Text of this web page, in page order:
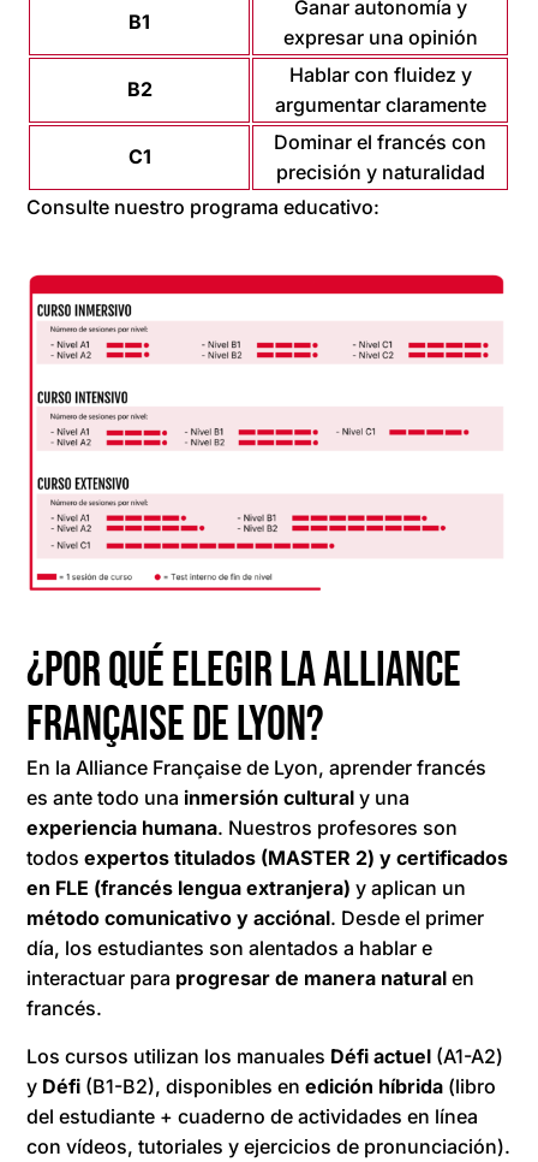
B1
Ganar autonomía y
expresar una opinión
B2
Hablar con fluidez y
argumentar claramente
C1
Dominar el francés con
precisión y naturalidad
Consulte nuestro programa educativo:
¿Por qué elegir la Alliance
Française de Lyon?
En la Alliance Française de Lyon, aprender francés
es ante todo una inmersión cultural y una
experiencia humana. Nuestros profesores son
todosexpertos titulados (MASTER 2) y certificados
en FLE (francés lengua extranjera) y aplican un
método comunicativo y acciónal. Desde el primer
día, los estudiantes son alentados a hablar e
interactuar para progresar de manera natural en
francés.
Los cursos utilizan los manuales Défi actuel (A1-A2)
y Défi (B1-B2), disponibles enedición híbrida (libro
del estudiante + cuaderno de actividades en línea
con vídeos, tutoriales y ejercicios de pronunciación).